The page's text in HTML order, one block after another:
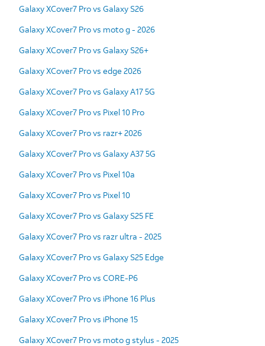
Galaxy XCover7 Pro vs Galaxy S26
Galaxy XCover7 Pro vs moto g - 2026
Galaxy XCover7 Pro vs Galaxy S26+
Galaxy XCover7 Pro vs edge 2026
Galaxy XCover7 Pro vs Galaxy A17 5G
Galaxy XCover7 Pro vs Pixel 10 Pro
Galaxy XCover7 Pro vs razr+ 2026
Galaxy XCover7 Pro vs Galaxy A37 5G
Galaxy XCover7 Pro vs Pixel 10a
Galaxy XCover7 Pro vs Pixel 10
Galaxy XCover7 Pro vs Galaxy S25 FE
Galaxy XCover7 Pro vs razr ultra - 2025
Galaxy XCover7 Pro vs Galaxy S25 Edge
Galaxy XCover7 Pro vs CORE-P6
Galaxy XCover7 Pro vs iPhone 16 Plus
Galaxy XCover7 Pro vs iPhone 15
Galaxy XCover7 Pro vs moto g stylus - 2025